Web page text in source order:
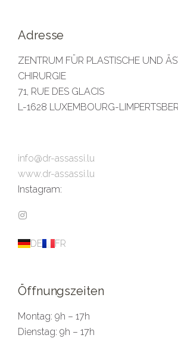
Adresse
ZENTRUM FÜR PLASTISCHE UND
CHIRURGIE
71, RUE DES GLACIS
L-1628 LUXEMBOURG-
info@dr-assassi.lu
www.dr-assassi.lu
Instagram:
DE FR
Öffnungszeiten
Montag: 9h – 17h
Dienstag: 9h – 17h